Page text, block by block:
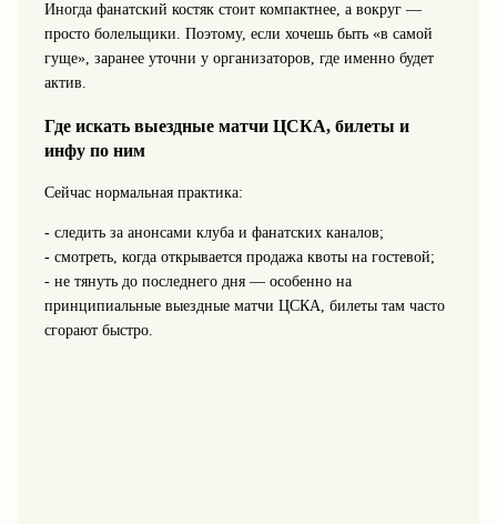
Иногда фанатский костяк стоит компактнее, а вокруг —
просто болельщики. Поэтому, если хочешь быть «в самой
гуще», заранее уточни у организаторов, где именно будет
актив.
Где искать выездные матчи ЦСКА, билеты и
инфу по ним
Сейчас нормальная практика:
- следить за анонсами клуба и фанатских каналов;
- смотреть, когда открывается продажа квоты на гостевой;
- не тянуть до последнего дня — особенно на
принципиальные выездные матчи ЦСКА, билеты там часто
сгорают быстро.